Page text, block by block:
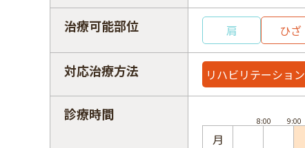
治療可能部位
肩 ひざ
対応治療方法 リハビリテーション
診療時間
月